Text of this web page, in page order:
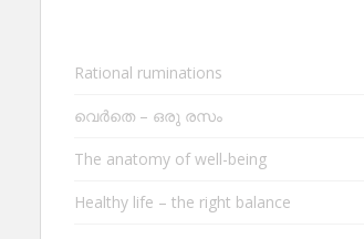
Rational ruminations
വെർതെ – ഒരു രസം
The anatomy of well-being
Healthy life – the right balance